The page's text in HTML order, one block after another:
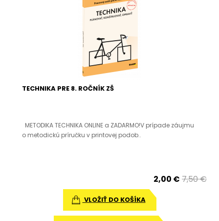
TECHNIKA PRE 8. ROČNÍK ZŠ
METODIKA TECHNIKA ONLINE a ZADARMO!V prípade záujmu
o metodickú príručku v printovej podob..
2,00 € 7,50 €
VLOŽIŤ DO KOŠÍKA